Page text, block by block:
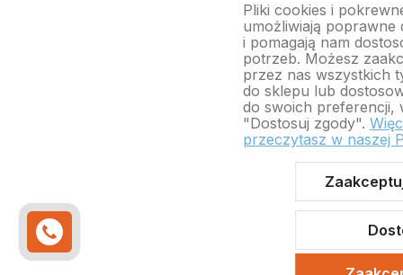
Pliki cookies i
umożliwiają poprawne
i pomagają nam
potrzeb. Możesz
przez nas wszystkich
do sklepu lub
do swoich preferencji,
"Dostosuj zgody".
przeczytasz w naszej